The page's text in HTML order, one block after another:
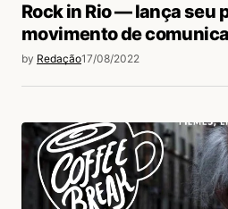
Rock in Rio — lança seu
movimento de
by Redação17/08/2022